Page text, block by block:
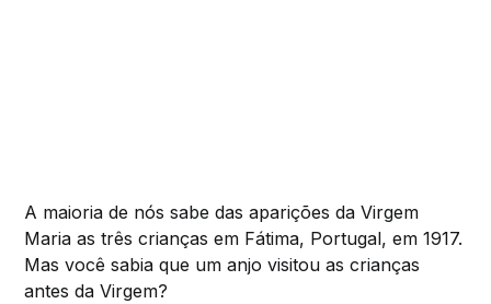
A maioria de nós sabe das aparições da Virgem
Maria as três crianças em Fátima, Portugal, em 1917.
Mas você sabia que um anjo visitou as crianças
antes da Virgem?